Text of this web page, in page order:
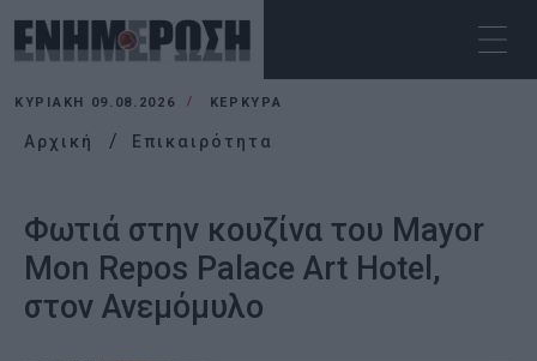
ΚΥΡΙΑΚΉ 09.08.2026 ΚΕΡΚΥΡΑ
Αρχική Επικαιρότητα
Φωτιά στην κουζίνα του Mayor
Mon Repos Palace Art Hotel,
στον Ανεμόμυλο